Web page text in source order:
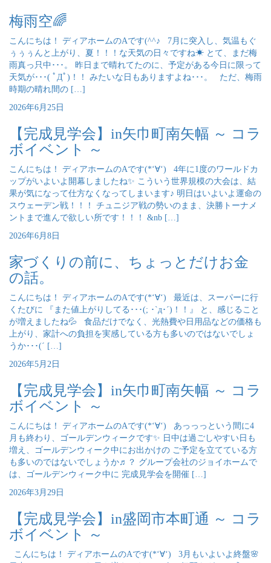
梅雨空🌈
こんにちは！ ディアホームのAです(^^♪ 7月に突入し、気温もぐ
ぅぅぅんと上がり、夏！！！な天気の日々ですね☀ とて、まだ梅
雨真っ只中･･･。 昨日まで晴れてたのに、予定がある今日に限って
天気が･･･( ﾟДﾟ)！！ みたいな日もありますよね･･･。 ただ、梅雨
時期の晴れ間の […]
2026年6月25日
【完成見学会】in矢巾町南矢幅 ～ コラ
ボイベント ～
こんにちは！ ディアホームのAです(*‘∀‘) 4年に1度のワールドカ
ップがいよいよ開幕しましたね✨ こういう世界規模の大会は、結
果が気になって仕方なくなってしまいます♪ 明日はいよいよ運命の
スウェーデン戦！！！ チュニジア戦の勢いのまま、決勝トーナメ
ントまで進んで欲しい所です！！！ &nb […]
2026年6月8日
家づくりの前に、ちょっとだけお金
の話。
こんにちは！ ディアホームのAです(*‘∀‘) 最近は、スーパーに行
くたびに 『また値上がりしてる･･･(; ･`д･´)！！』 と、感じること
が増えましたね💦 食品だけでなく、光熱費や日用品などの価格も
上がり、家計への負担を実感している方も多いのではないでしょ
うか･･･(´ […]
2026年5月2日
【完成見学会】in矢巾町南矢幅 ～ コラ
ボイベント ～
こんにちは！ ディアホームのAです(*‘∀‘) あっっっという間に4
月も終わり、ゴールデンウィークです✨ 日中は過ごしやすい日も
増え、ゴールデンウィーク中にお出かけの ご予定を立てている方
も多いのではないでしょうか♬？ グループ会社のジョイホームで
は、ゴールデンウィーク中に 完成見学会を開催 […]
2026年3月29日
【完成見学会】in盛岡市本町通 ～ コラ
ボイベント ～
こんにちは！ ディアホームのAです(*‘∀‘) 3月もいよいよ終盤🌸